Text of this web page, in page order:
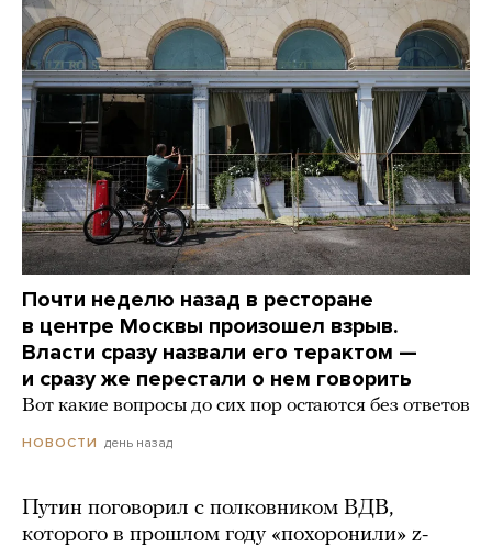
Почти неделю назад в ресторане
в центре Москвы произошел взрыв.
Власти сразу назвали его терактом —
и сразу же перестали о нем говорить
Вот какие вопросы до сих пор остаются без ответов
НОВОСТИ день назад
Путин поговорил с полковником ВДВ,
которого в прошлом году «похоронили» z-